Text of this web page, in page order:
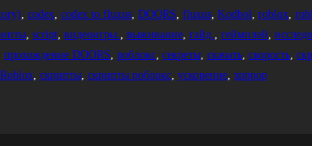
, codex, codex to fluxus, DOORS, fluxus, Kodbol, roblox,
, script, видеоигры., выживание, гайд., геймплей,
прохождение DOORS, роблокс, секреты, скачать, скорость,
, скрипты, скрипты роблокс, ускорение, хоррор